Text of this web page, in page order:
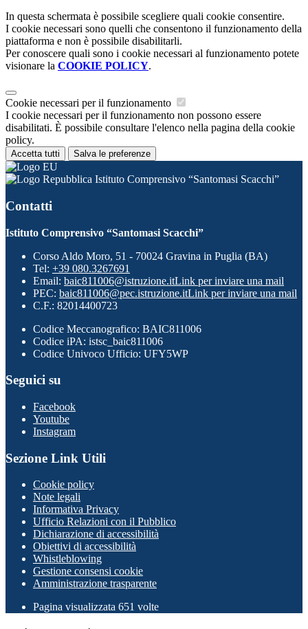
In questa schermata è possibile scegliere quali cookie consentire.
I cookie necessari sono quelli che consentono il funzionamento della
piattaforma e non è possibile disabilitarli.
Per conoscere quali sono i cookie necessari al funzionamento potete
visionare la COOKIE POLICY.
Cookie necessari per il funzionamento
I cookie necessari per il funzionamento non possono essere
disabilitati. È possibile consultare l'elenco nella pagina della cookie
policy.
Accetta tutti Salva le preferenze
Istituto Comprensivo “Santomasi Scacchi”
Contatti
Istituto Comprensivo “Santomasi Scacchi”
Corso Aldo Moro, 51 - 70024 Gravina in Puglia (BA)
Tel: +39 080.3267691
Email: baic811006@istruzione.itLink per inviare una mail
PEC: baic811006@pec.istruzione.itLink per inviare una mail
C.F.: 82014400723
Codice Meccanografico: BAIC811006
Codice iPA: istsc_baic811006
Codice Univoco Ufficio: UFY5WP
Seguici su
Facebook
Youtube
Instagram
Sezione Link Utili
Cookie policy
Note legali
Informativa Privacy
Ufficio Relazioni con il Pubblico
Dichiarazione di accessibilità
Obiettivi di accessibilità
Whistleblowing
Gestione consensi cookie
Amministrazione trasparente
Pagina visualizzata 651 volte